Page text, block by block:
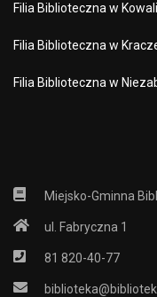
Filia Biblioteczna w Kowali
Filia Biblioteczna w
Filia Biblioteczna w
Miejsko-Gminna
ul. Fabryczna 1
81 820-40-77